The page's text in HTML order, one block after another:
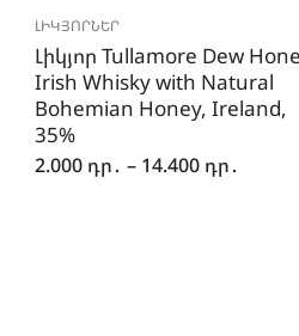
ԼԻԿՅՈՐՆԵՐ
Լիկյոր Tullamore Dew
Irish Whisky with Natural
Bohemian Honey, Ireland,
35%
2.000 դր․ – 14.400 դր․